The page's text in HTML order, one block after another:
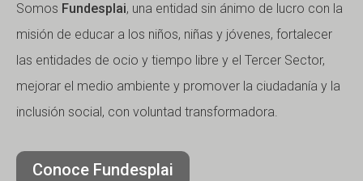
Somos Fundesplai, una entidad sin ánimo de lucro con la
misión de educar a los niños, niñas y jóvenes, fortalecer
las entidades de ocio y tiempo libre y el Tercer Sector,
mejorar el medio ambiente y promover la ciudadanía y la
inclusión social, con voluntad transformadora.
Conoce Fundesplai